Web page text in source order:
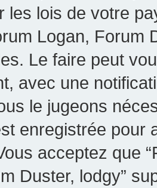
les lois de votre
Logan, Forum
Le faire peut
avec une
le jugeons
enregistrée pour
acceptez que
Duster, lodgy”